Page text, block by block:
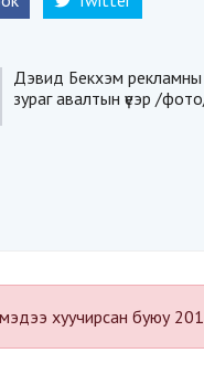
Дэвид Бекхэм рекламны
зураг авалтын үеэр /
хуучирсан буюу